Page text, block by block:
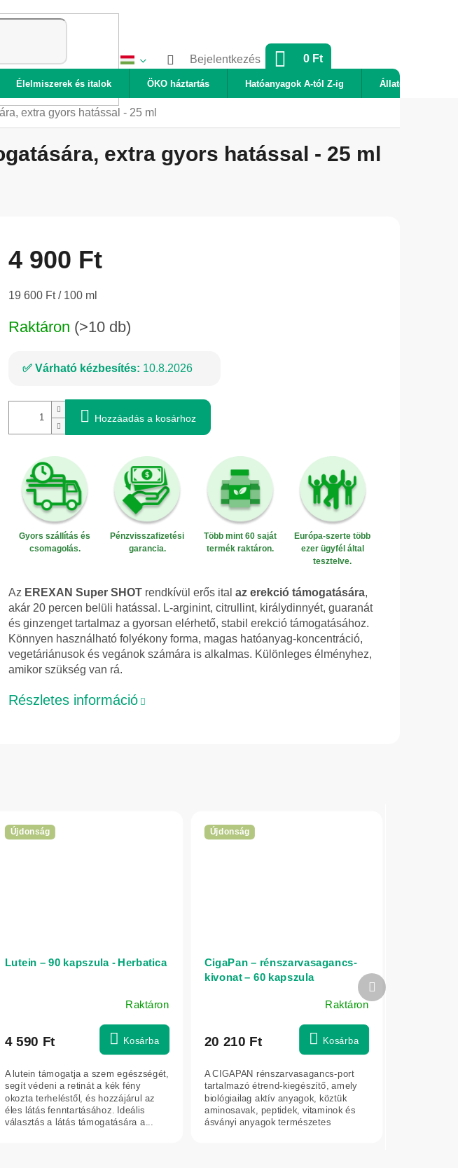
Bejelentkezés KOSÁR
0 Ft
Élelmiszerek és italok ÖKO háztartás Hatóanyagok A-tól Z-ig Állatok
extra gyors hatással - 25 ml
extra gyors hatással - 25 ml
4 900 Ft
Egységár:
19 600 Ft / 100 ml
Raktáron (>10 db)
Várható kézbesítés: 10.8.2026
Hozzáadás a kosárhoz
Gyors szállítás és
csomagolás.
Pénzvisszafizetési
garancia.
Több mint 60 saját
termék raktáron.
Európa-szerte több
ezer ügyfél által
tesztelve.
Az EREXAN Super SHOT rendkívül erős ital az erekció támogatására,
akár 20 percen belüli hatással. L-arginint, citrullint, királydinnyét, guaranát
és ginzenget tartalmaz a gyorsan elérhető, stabil erekció támogatásához.
Könnyen használható folyékony forma, magas hatóanyag-koncentráció,
vegetáriánusok és vegánok számára is alkalmas. Különleges élményhez,
amikor szükség van rá.
Részletes információ
Újdonság
Lutein – 90 kapszula - Herbatica
Raktáron
4 590 Ft Kosárba
A lutein támogatja a szem egészségét,
segít védeni a retinát a kék fény
okozta terheléstől, és hozzájárul az
éles látás fenntartásához. Ideális
választás a látás támogatására a...
Újdonság
CigaPan – rénszarvasagancs-
kivonat – 60 kapszula
Raktáron
20 210 Ft Kosárba
A CIGAPAN rénszarvasagancs-port
tartalmazó étrend-kiegészítő, amely
biológiailag aktív anyagok, köztük
aminosavak, peptidek, vitaminok és
ásványi anyagok természetes
Következő
termék